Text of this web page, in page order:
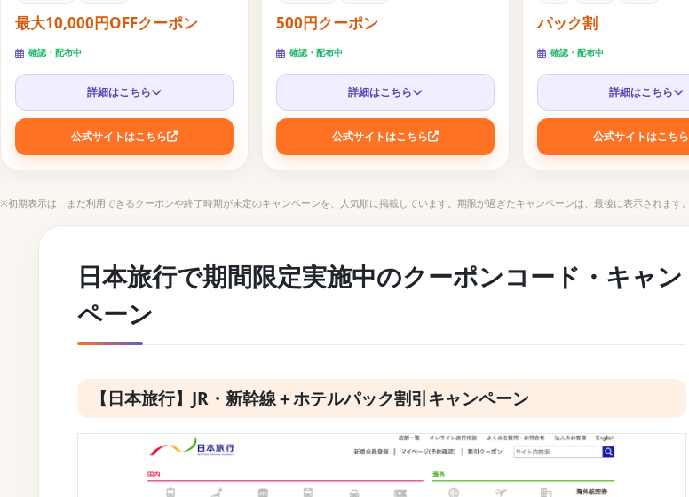
最大10,000円OFFクーポン
確認・配布中
詳細はこちら
公式サイトはこちら
500円クーポン
確認・配布中
詳細はこちら
公式サイトはこちら
パック割
確認・配布中
詳細はこちら
公式サイトはこちら
※初期表示は、まだ利用できるクーポンや終了時期が未定のキャンペーンを、人気順に掲載しています。期限が過ぎたキャンペーンは、最後に表示されます。
日本旅行で期間限定実施中のクーポンコード・ キャン
ペーン
【日本旅行】JR・新幹線＋ホテルパック割引キャンペーン